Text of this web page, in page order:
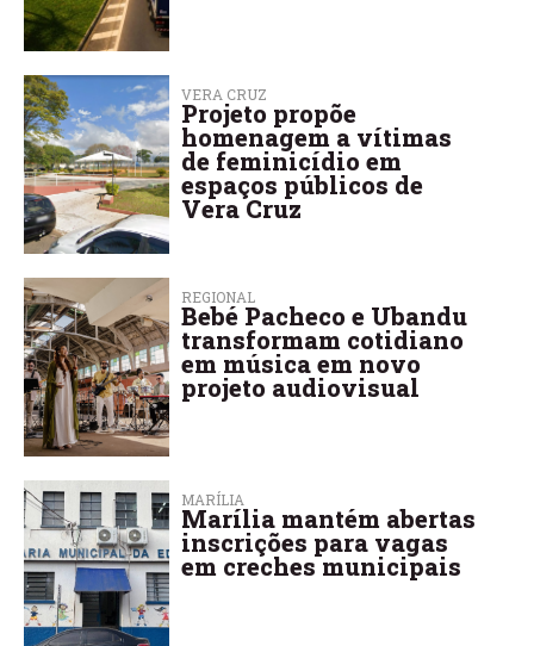
VERA CRUZ
Projeto propõe
homenagem a vítimas
de feminicídio em
espaços públicos de
Vera Cruz
REGIONAL
Bebé Pacheco e Ubandu
transformam cotidiano
em música em novo
projeto audiovisual
MARÍLIA
Marília mantém abertas
inscrições para vagas
em creches municipais